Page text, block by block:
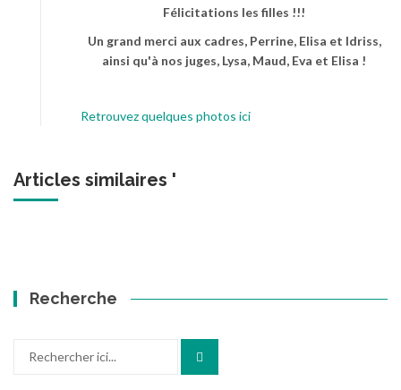
Félicitations les filles !!!
Un grand merci aux cadres, Perrine, Elisa et Idriss,
ainsi qu'à nos juges, Lysa, Maud, Eva et Elisa !
Retrouvez quelques photos ici
Articles similaires '
Recherche